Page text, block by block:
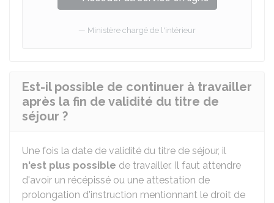
Ministère chargé de l'intérieur
Est-il possible de continuer à travailler
après la fin de validité du titre de
séjour ?
Une fois la date de validité du titre de séjour, il
n'est plus possible de travailler. Il faut attendre
d'avoir un récépissé ou une attestation de
prolongation d'instruction mentionnant le droit de